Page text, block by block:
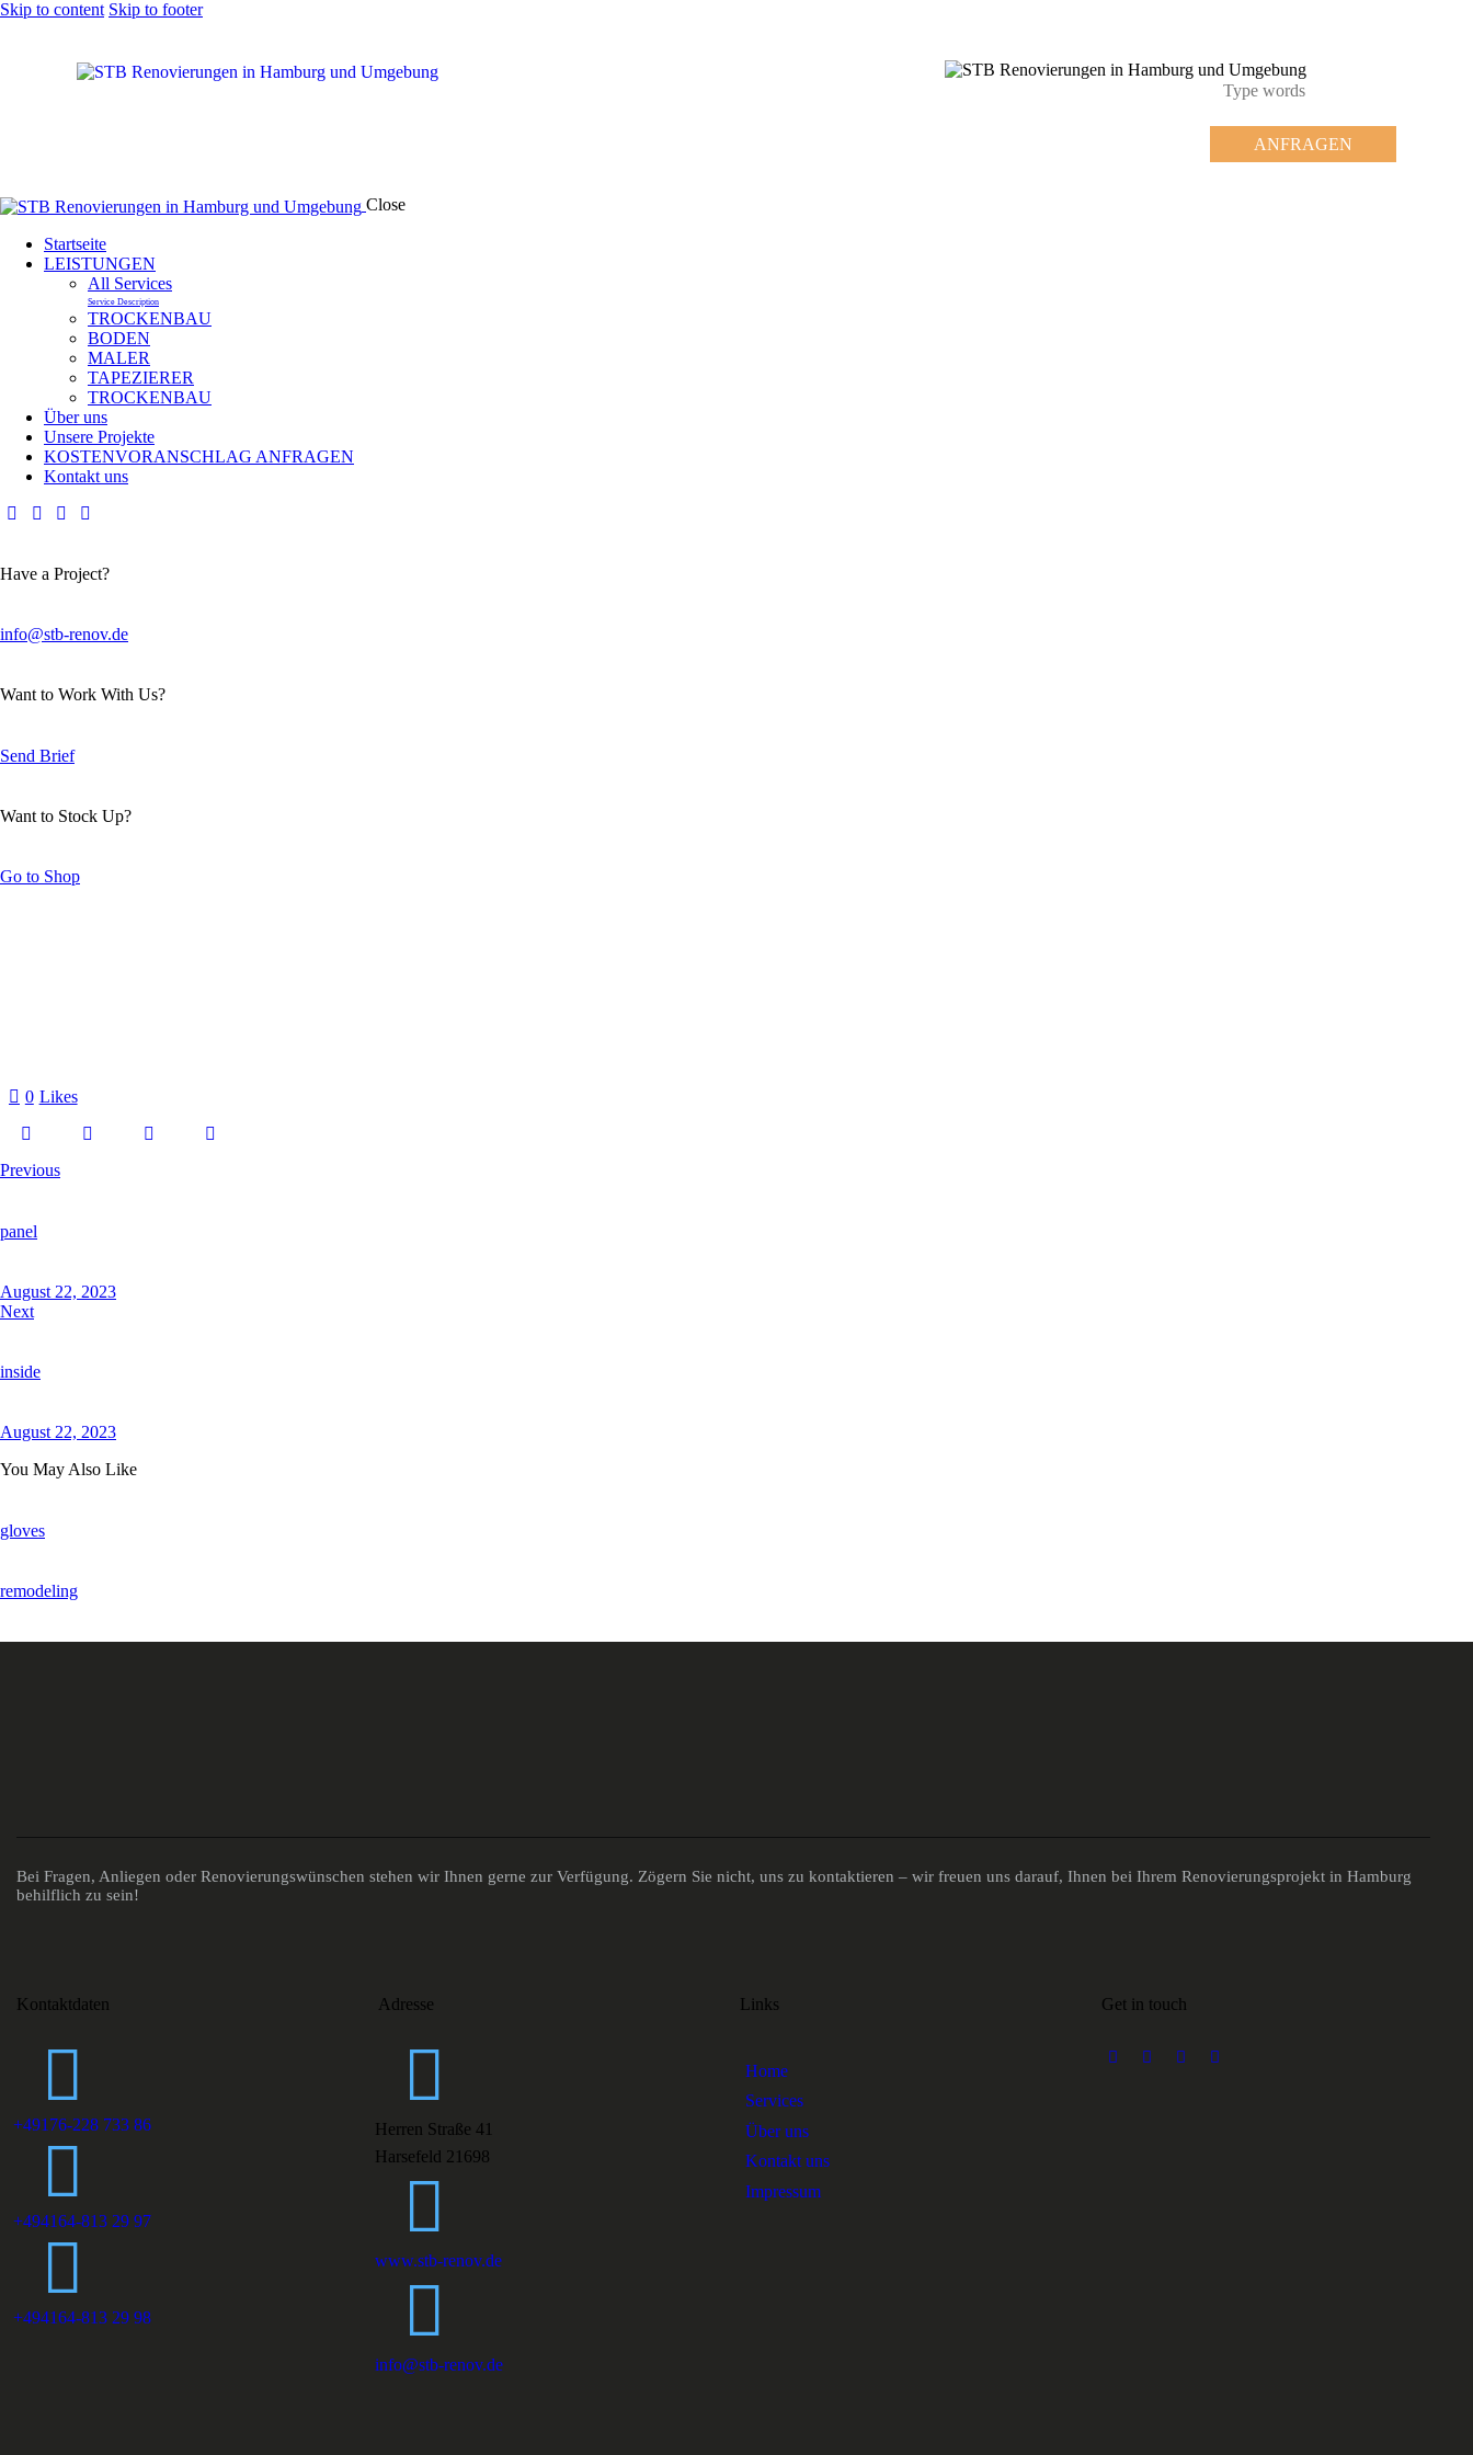
Skip to content Skip to footer
ANFRAGEN
Close
Startseite
LEISTUNGEN
All Services
Service Description
TROCKENBAU
BODEN
MALER
TAPEZIERER
TROCKENBAU
Über uns
Unsere Projekte
KOSTENVORANSCHLAG ANFRAGEN
Kontakt uns
Have a Project?
info@stb-renov.de
Want to Work With Us?
Send Brief
Want to Stock Up?
Go to Shop
0 Likes
Previous
panel
August 22, 2023
Next
inside
August 22, 2023
You May Also Like
gloves
remodeling
Bei Fragen, Anliegen oder Renovierungswünschen stehen wir Ihnen gerne zur Verfügung. Zögern Sie nicht, uns zu kontaktieren – wir freuen uns darauf, Ihnen bei Ihrem Renovierungsprojekt in Hamburg
behilflich zu sein!
Kontaktdaten
+49176-228 733 86
+494164-813 29 97
+494164-813 29 98
Adresse
Herren Straße 41
Harsefeld 21698
www.stb-renov.de
info@stb-renov.de
Links
Home
Services
Über uns
Kontakt uns
Impressum
Get in touch